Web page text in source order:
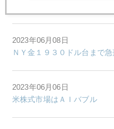
2023年06月08日
ＮＹ金１９３０ドル台まで
2023年06月06日
米株式市場はＡＩバブル